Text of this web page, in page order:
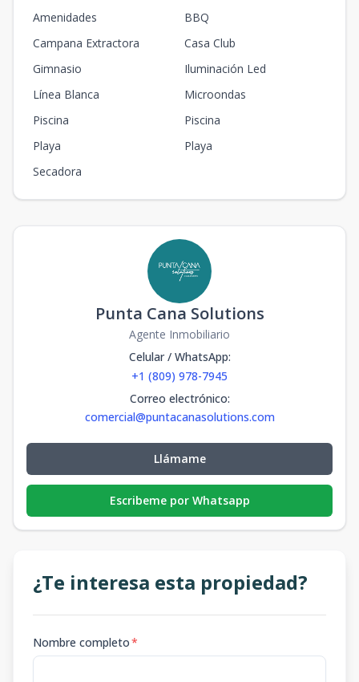
Amenidades
BBQ
Campana Extractora
Casa Club
Gimnasio
Iluminación Led
Línea Blanca
Microondas
Piscina
Piscina
Playa
Playa
Secadora
Punta Cana Solutions
Agente Inmobiliario
Celular / WhatsApp:
+1 (809) 978-7945
Correo electrónico:
comercial@puntacanasolutions.com
Llámame
Escribeme por Whatsapp
¿Te interesa esta propiedad?
Nombre completo*